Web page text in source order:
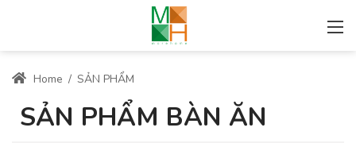
Home / SẢN PHẨM
SẢN PHẨM BÀN ĂN